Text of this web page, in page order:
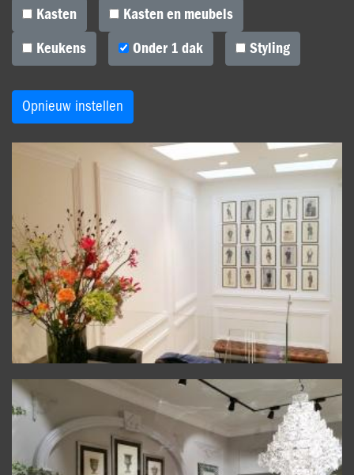
Kasten
Kasten en meubels
Keukens
Onder 1 dak Styling